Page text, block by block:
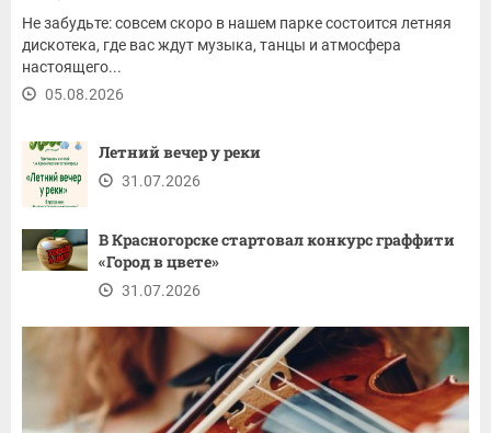
Не забудьте: совсем скоро в нашем парке состоится летняя
дискотека, где вас ждут музыка, танцы и атмосфера
настоящего...
05.08.2026
Летний вечер у реки
31.07.2026
В Красногорске стартовал конкурс граффити
«Город в цвете»
31.07.2026